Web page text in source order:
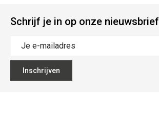
Schrijf je in op onze nieuwsbrief
Inschrijven